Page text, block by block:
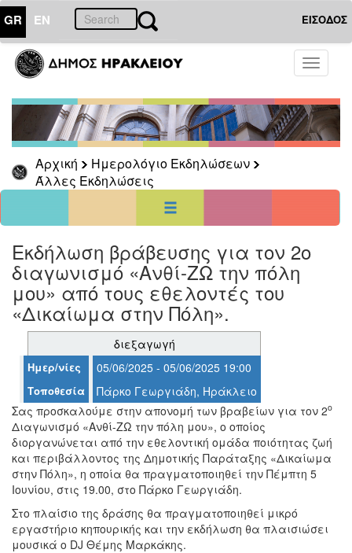
GR EN ΕΙΣΟΔΟΣ
Toggle
Αρχική
Ημερολόγιο Εκδηλώσεων
Άλλες Εκδηλώσεις
01Αύγουστος
2026
Κυρ Δευ Τρι Τετ Πεμ Παρ Σαβ
1
9 10 11 12 13 14
15
16
17 18 19 20 21
22
29
ΗΜΕΡΟΛΟΓΙΟ
ΕΚΔΗΛΩΣΕΩΝ
Άλλες
Εκδηλώσεις
ΤΟΠΟΣ
ΜΑΣ
ΔΗΜΟΣ
ΠΟΛΙΤΙΣΜΟΣ
Εκδήλωση βράβευσης για τον 2ο
διαγωνισμό «Ανθί-ΖΩ την πόλη
μου» από τους εθελοντές του
«Δικαίωμα στην Πόλη».
διεξαγωγή
Ημερ/νίες 05/06/2025 - 05/06/2025 19:00
Τοποθεσία
Πάρκο Γεωργιάδη, Ηράκλειο
Σας προσκαλούμε στην απονομή των βραβείων για τον 2ο
Διαγωνισμό «Ανθί-ΖΩ την πόλη μου», ο οποίος
διοργανώνεται από την εθελοντική ομάδα ποιότητας ζωή
και περιβάλλοντος της Δημοτικής Παράταξης «Δικαίωμα
στην Πόλη», η οποία θα πραγματοποιηθεί την Πέμπτη 5
Ιουνίου, στις 19.00, στο Πάρκο Γεωργιάδη.
Στο πλαίσιο της δράσης θα πραγματοποιηθεί μικρό
εργαστήριο κηπουρικής και την εκδήλωση θα πλαισιώσει
μουσικά ο DJ Θέμης Μαρκάκης.